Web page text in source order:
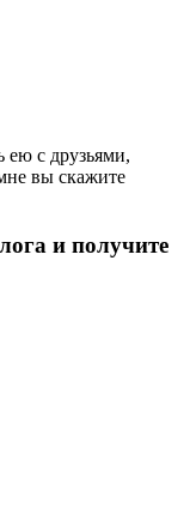
ею с друзьями,
вы скажите
и получите